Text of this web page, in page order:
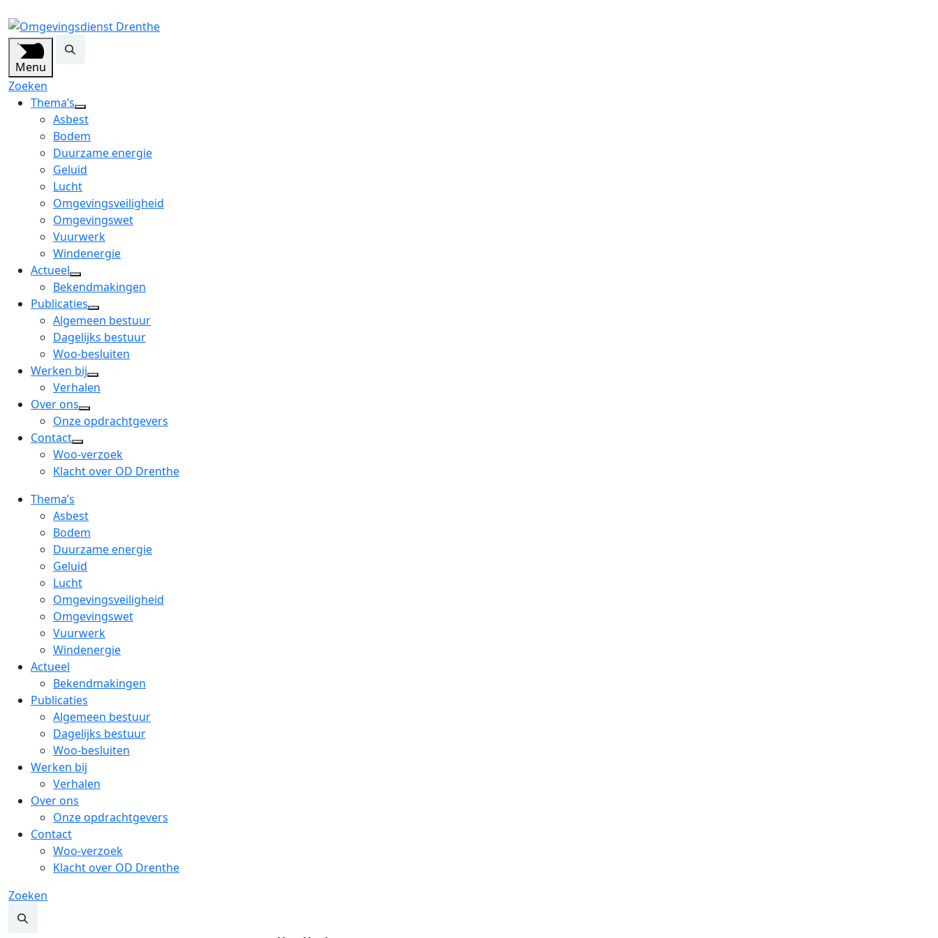
Menu
Zoeken
Thema’s
open
dropdown
menu
Asbest
Bodem
Duurzame energie
Geluid
Lucht
Omgevingsveiligheid
Omgevingswet
Vuurwerk
Windenergie
Actueel
open
dropdown
menu
Bekendmakingen
Publicaties
open
dropdown
menu
Algemeen bestuur
Dagelijks bestuur
Woo-besluiten
Werken bij
open
menu
Verhalen
Over ons
open
dropdown
menu
Onze opdrachtgevers
Contact
open
dropdown
Woo-verzoek
Klacht over OD Drenthe
Thema’s
Asbest
Bodem
Duurzame energie
Geluid
Lucht
Omgevingsveiligheid
Omgevingswet
Vuurwerk
Windenergie
Actueel
Bekendmakingen
Publicaties
Algemeen bestuur
Dagelijks bestuur
Woo-besluiten
Werken bij
Verhalen
Over ons
Onze opdrachtgevers
Contact
Woo-verzoek
Klacht over OD Drenthe
Zoeken